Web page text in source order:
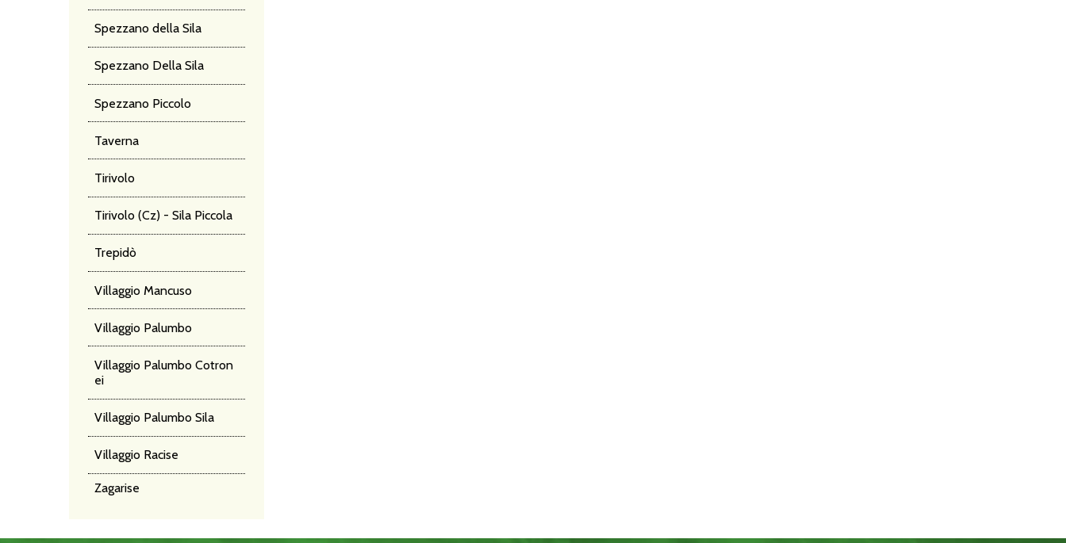
Spezzano della Sila
Spezzano Della Sila
Spezzano Piccolo
Taverna
Tirivolo
Tirivolo (Cz) - Sila Piccola
Trepidò
Villaggio Mancuso
Villaggio Palumbo
Villaggio Palumbo Cotron
ei
Villaggio Palumbo Sila
Villaggio Racise
Zagarise